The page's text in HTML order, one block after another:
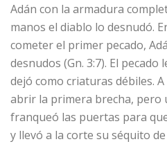
Adán con la armadura
manos el diablo lo desnudó.
cometer el primer pecado,
desnudos (Gn. 3:7). El
dejó como criaturas débiles.
abrir la primera brecha, pero
franqueó las puertas para
y llevó a la corte su séquito